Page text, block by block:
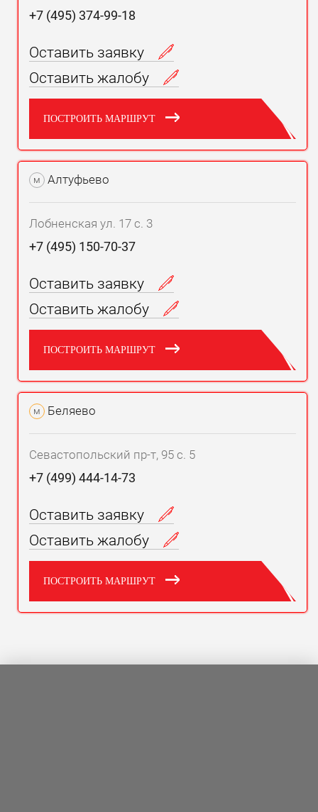
+7 (495) 374-99-18
Оставить заявку
Оставить жалобу
ПОСТРОИТЬ МАРШРУТ
м Алтуфьево
Лобненская ул. 17 с. 3
+7 (495) 150-70-37
Оставить заявку
Оставить жалобу
ПОСТРОИТЬ МАРШРУТ
м Беляево
Севастопольский пр-т, 95 с. 5
+7 (499) 444-14-73
Оставить заявку
Оставить жалобу
ПОСТРОИТЬ МАРШРУТ